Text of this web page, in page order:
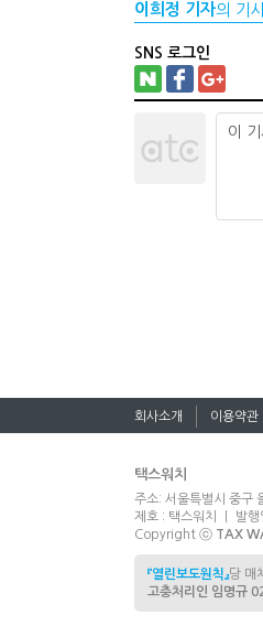
이희정 기자의 기
SNS 로그인
회사소개 이용약관
택스워치
주소: 서울특별시 중구
제호 : 택스워치 ㅣ 발
Copyright ⓒ TAX
『열린보도원칙』당 매
고충처리인 임명규